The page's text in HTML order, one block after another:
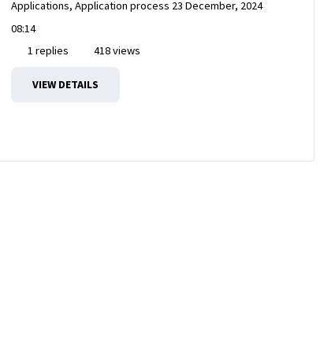
Applications, Application process 23 December, 2024
08:14
1 replies
418 views
VIEW DETAILS